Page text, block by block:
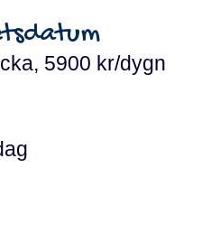
5900 kr/dygn